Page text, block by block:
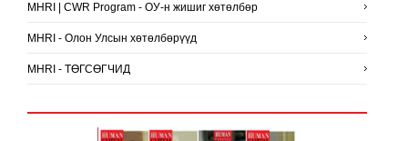
MHRI | CWR Program - ОУ-н жишиг хөтөлбөр
MHRI - Олон Улсын хөтөлбөрүүд
MHRI - ТӨГСӨГЧИД